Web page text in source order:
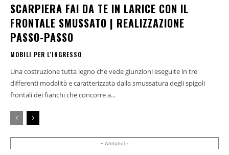
SCARPIERA FAI DA TE IN LARICE CON IL
FRONTALE SMUSSATO | REALIZZAZIONE
PASSO-PASSO
MOBILI PER L'INGRESSO
Una costruzione tutta legno che vede giunzioni eseguite in tre
differenti modalità e caratterizzata dalla smussatura degli spigoli
frontali dei fianchi che concorre a...
- Annunci -